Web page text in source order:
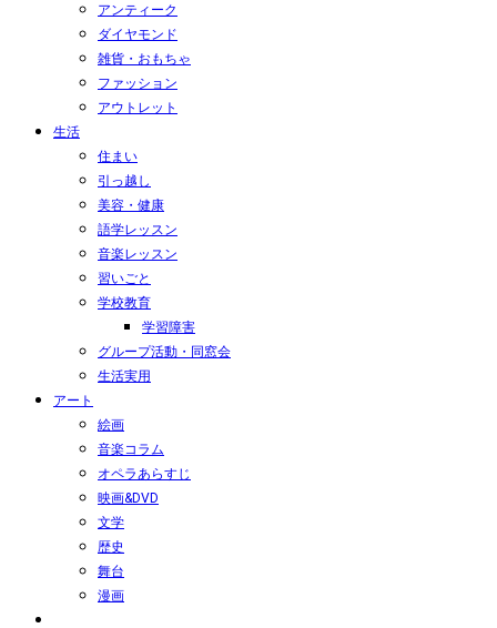
アンティーク
ダイヤモンド
雑貨・おもちゃ
ファッション
アウトレット
生活
住まい
引っ越し
美容・健康
語学レッスン
音楽レッスン
習いごと
学校教育
学習障害
グループ活動・同窓会
生活実用
アート
絵画
音楽コラム
オペラあらすじ
映画&DVD
文学
歴史
舞台
漫画